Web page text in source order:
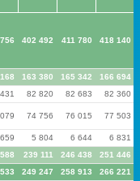
402 492 411 780 418 140
163 380 165 342
166 694
82 820 82 683
82 360
74 756 76 015 77 503
5 804 6 644
6 831
239 111 246 438
251 446
249 247 258 913
266 221